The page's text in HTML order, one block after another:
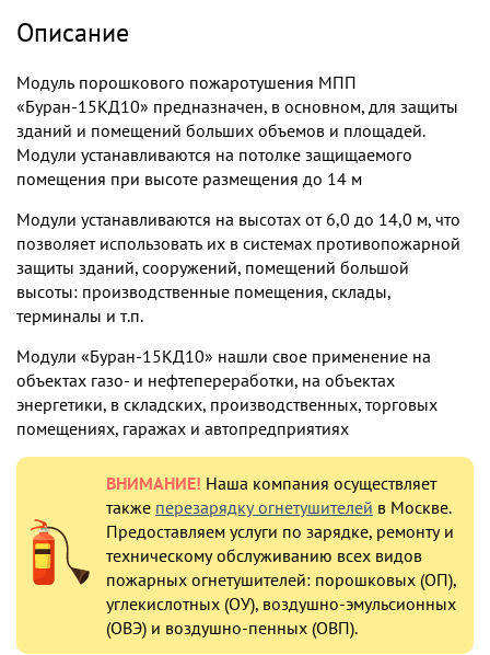
Описание
Модуль порошкового пожаротушения МПП
«Буран-15КД10» предназначен, в основном, для защиты
зданий и помещений больших объемов и площадей.
Модули устанавливаются на потолке защищаемого
помещения при высоте размещения до 14 м
Модули устанавливаются на высотах от 6,0 до 14,0 м, что
позволяет использовать их в системах противопожарной
защиты зданий, сооружений, помещений большой
высоты: производственные помещения, склады,
терминалы и т.п.
Модули «Буран-15КД10» нашли свое применение на
объектах газо- и нефтепереработки, на объектах
энергетики, в складских, производственных, торговых
помещениях, гаражах и автопредприятиях
ВНИМАНИЕ! Наша компания осуществляет
также перезарядку огнетушителей в Москве.
Предоставляем услуги по зарядке, ремонту и
техническому обслуживанию всех видов
пожарных огнетушителей: порошковых (ОП),
углекислотных (ОУ), воздушно-эмульсионных
(ОВЭ) и воздушно-пенных (ОВП).